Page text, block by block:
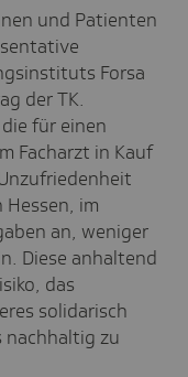
und Patienten
Forsa
der TK.
für einen
Facharzt in Kauf
im
an, weniger
Diese anhaltend
das
solidarisch
nachhaltig zu